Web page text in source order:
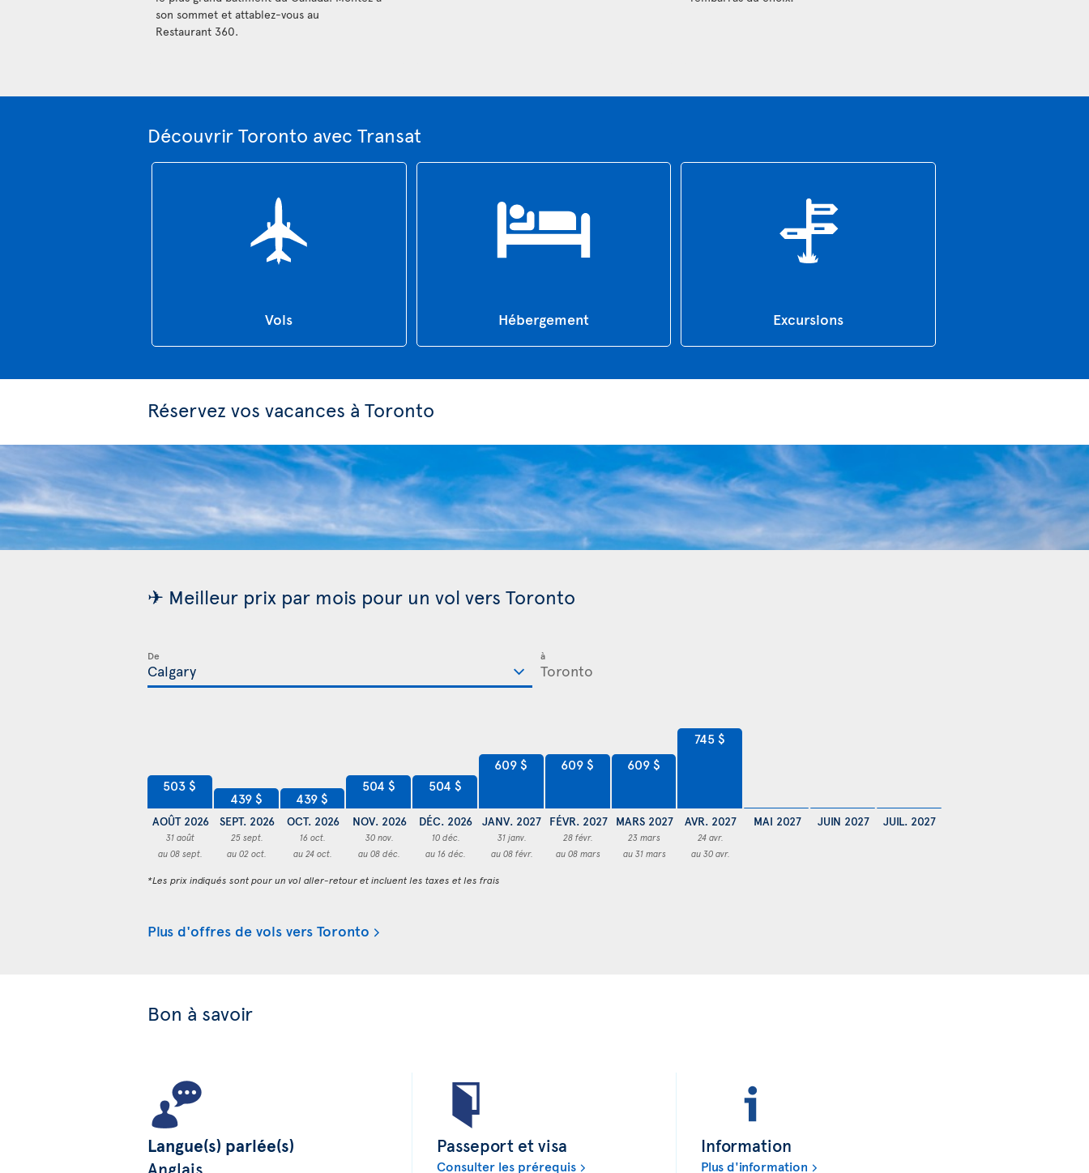
son sommet et attablez-vous au
Restaurant 360.
Découvrir Toronto avec Transat
Vols Hébergement Excursions
Réservez vos vacances à Toronto
✈ Meilleur prix par mois pour un vol vers Toronto
De à
503 $
AOÛT 2026
31 août
au 08 sept.
439 $
SEPT. 2026
25 sept.
au 02 oct.
439 $
OCT. 2026
16 oct.
au 24 oct.
504 $
NOV. 2026
30 nov.
au 08 déc.
504 $
DÉC. 2026
10 déc.
au 16 déc.
609 $
JANV. 2027
31 janv.
au 08 févr.
609 $
FÉVR. 2027
28 févr.
au 08 mars
609 $
MARS 2027
23 mars
au 31 mars
745 $
AVR. 2027
24 avr.
au 30 avr.
MAI 2027 JUIN 2027 JUIL. 2027
*Les prix indiqués sont pour un vol aller-retour et incluent les taxes et les frais
Plus d'offres de vols vers Toronto
Bon à savoir
Langue(s) parlée(s)
Anglais
Passeport et visa
Consulter les prérequis
Information
Plus d'information